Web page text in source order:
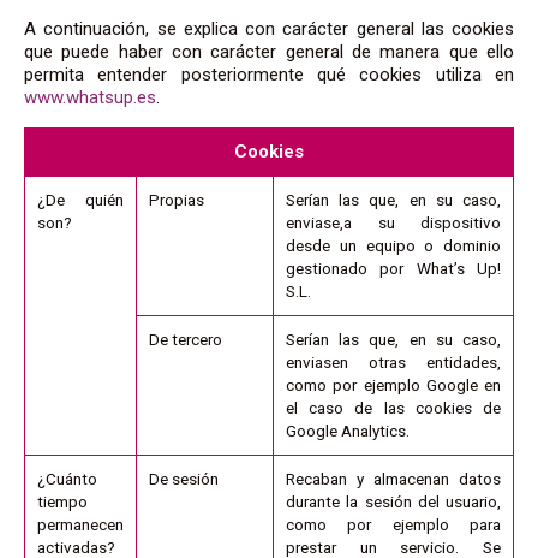
A continuación, se explica con carácter general las cookies
que puede haber con carácter general de manera que ello
permita entender posteriormente qué cookies utiliza en
www.whatsup.es
Cookies
¿De quién
son?
Propias
Serían las que, en su caso,
enviase,a su dispositivo
desde un equipo o dominio
gestionado por What’s Up!
S.L.
De tercero
Serían las que, en su caso,
enviasen otras entidades,
como por ejemplo Google en
el caso de las cookies de
Google Analytics.
¿Cuánto
tiempo
permanecen
activadas?
De sesión
Recaban y almacenan datos
durante la sesión del usuario,
como por ejemplo para
prestar un servicio. Se